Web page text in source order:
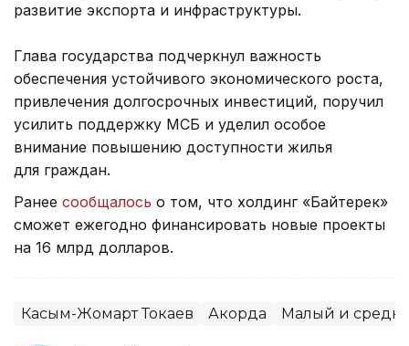
развитие экспорта и инфраструктуры.
Глава государства подчеркнул важность
обеспечения устойчивого экономического роста,
привлечения долгосрочных инвестиций, поручил
усилить поддержку МСБ и уделил особое
внимание повышению доступности жилья
для граждан.
Ранее сообщалось о том, что холдинг «Байтерек»
сможет ежегодно финансировать новые проекты
на 16 млрд долларов.
Касым-Жомарт Токаев Акорда Малый и